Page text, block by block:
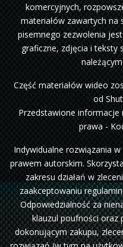
komercyjnych,
materiałów zawartych na
pisemnego zezwolenia
graficzne, zdjęcia i teksty
Część materiałów wideo
od
Przedstawione
prawa -
Indywidualne rozwiązania
prawem autorskim.
zakresu działań w
zaakceptowaniu
Odpowiedzialność za
klauzul poufności oraz
dokonującym zakupu,